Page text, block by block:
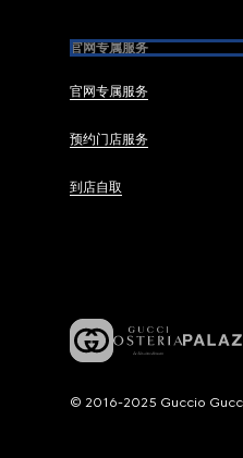
官网专属服务
官网专属服务
预约门店服务
到店自取
© 2016-2025 Guccio